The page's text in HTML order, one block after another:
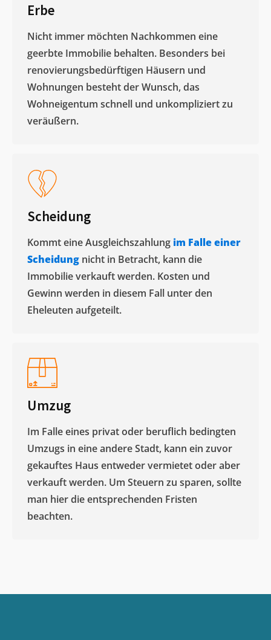
Erbe
Nicht immer möchten Nachkommen eine
geerbte Immobilie behalten. Besonders bei
renovierungsbedürftigen Häusern und
Wohnungen besteht der Wunsch, das
Wohneigentum schnell und unkompliziert zu
veräußern. ​
Scheidung
Kommt eine Ausgleichszahlung im Falle einer
Scheidung nicht in Betracht, kann die
Immobilie verkauft werden. Kosten und
Gewinn werden in diesem Fall unter den
Eheleuten aufgeteilt.​
Umzug
Im Falle eines privat oder beruflich bedingten
Umzugs in eine andere Stadt, kann ein zuvor
gekauftes Haus entweder vermietet oder aber
verkauft werden. Um Steuern zu sparen, sollte
man hier die entsprechenden Fristen
beachten.